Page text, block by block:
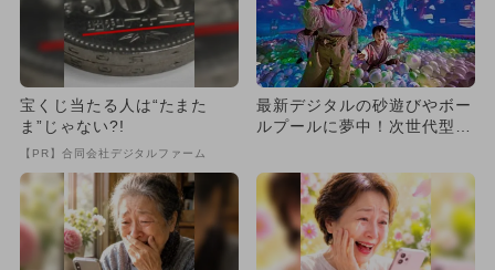
宝くじ当たる人は“たまた
ま”じゃない?!
【PR】合同会社デジタルファーム
最新デジタルの砂遊びやボー
ルプールに夢中！次世代型パ